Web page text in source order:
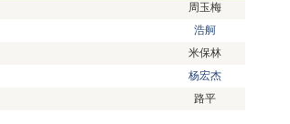
周玉梅
浩舸
米保林
杨宏杰
路平